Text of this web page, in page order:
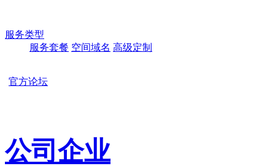
服务类型
服务套餐 空间域名 高级定制
官方论坛
公司企业